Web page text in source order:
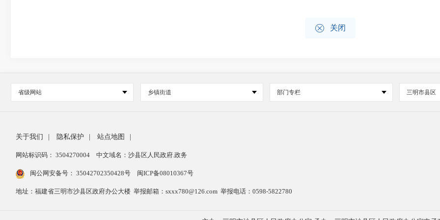
 关闭
省级网站 乡镇街道 部门专栏 三明市县区
关于我们 隐私保护 站点地图
网站标识码： 3504270004 中文域名：沙县区人民政府.政务
闽公网安备号： 35042702350428号 闽ICP备08010367号
地址：福建省三明市沙县区政府办公大楼 举报邮箱：sxxx780@126.com 举报电话：0598-5822780